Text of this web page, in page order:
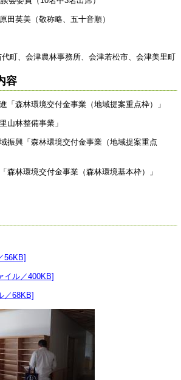
田英美（敬称略、五十音順）
町、会津農林事務所、会津若松市、会津美里町
容
「森林環境交付金事業（地域提案重点枠）」
山林整備事業」
振興「森林環境交付金事業（地域提案重点
森林環境交付金事業（森林環境基本枠）」
56KB]
イル／400KB]
／68KB]